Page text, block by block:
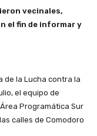
vecinales,
el fin de informar y
de la Lucha contra la
el equipo de
Programática Sur
calles de Comodoro